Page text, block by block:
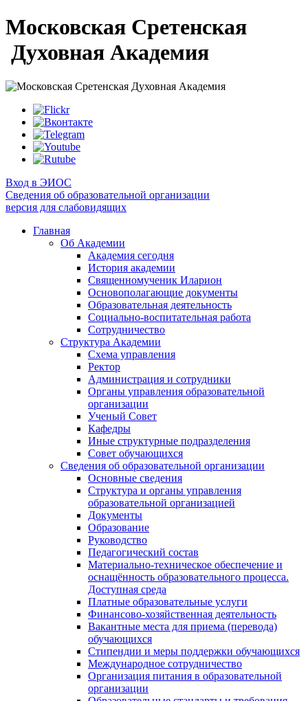
Московская Сретенская
Духовная Академия
Вход в ЭИОС
Сведения об образовательной организации
версия для слабовидящих
Главная
Об Академии
Академия сегодня
История академии
Священномученик Иларион
Основополагающие документы
Образовательная деятельность
Социально-воспитательная работа
Сотрудничество
Структура Академии
Схема управления
Ректор
Администрация и сотрудники
Органы управления образовательной
организации
Ученый Совет
Кафедры
Иные структурные подразделения
Совет обучающихся
Сведения об образовательной организации
Основные сведения
Структура и органы управления
образовательной организацией
Документы
Образование
Руководство
Педагогический состав
Материально-техническое обеспечение и
оснащённость образовательного процесса.
Доступная среда
Платные образовательные услуги
Финансово-хозяйственная деятельность
Вакантные места для приема (перевода)
обучающихся
Стипендии и меры поддержки обучающихся
Международное сотрудничество
Организация питания в образовательной
организации